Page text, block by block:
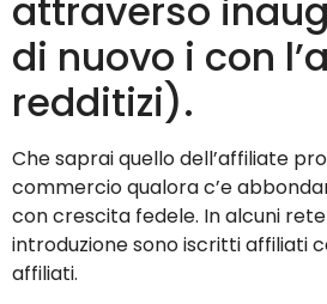
attraverso
di nuovo i con
redditizi).
Che saprai quello dell’affiliate
commercio qualora c’e
con crescita fedele. In alcuni
introduzione sono iscritti affiliati
affiliati.